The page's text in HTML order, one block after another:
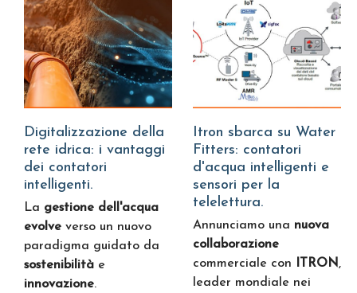
Digitalizzazione della
rete idrica: i vantaggi
dei contatori
intelligenti.
La gestione dell'acqua
evolve verso un nuovo
paradigma guidato da
sostenibilità e
innovazione.
Itron sbarca su Water
Fitters: contatori
d'acqua intelligenti e
sensori per la
telelettura.
Annunciamo una nuova
collaborazione
commerciale con ITRON,
leader mondiale nei